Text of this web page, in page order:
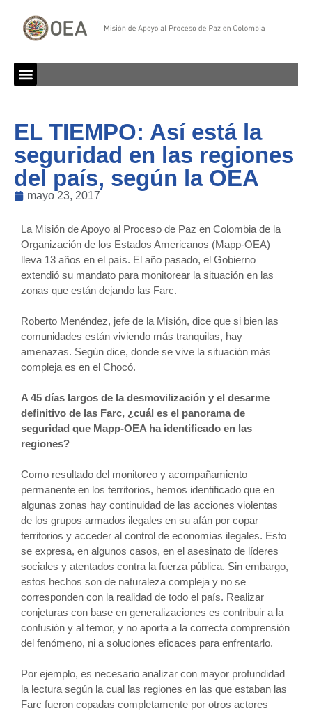
EL TIEMPO: Así está la
seguridad en las regiones
del país, según la OEA
mayo 23, 2017
La Misión de Apoyo al Proceso de Paz en Colombia de la
Organización de los Estados Americanos (Mapp-OEA)
lleva 13 años en el país. El año pasado, el Gobierno
extendió su mandato para monitorear la situación en las
zonas que están dejando las Farc.
Roberto Menéndez, jefe de la Misión, dice que si bien las
comunidades están viviendo más tranquilas, hay
amenazas. Según dice, donde se vive la situación más
compleja es en el Chocó.
A 45 días largos de la desmovilización y el desarme
definitivo de las Farc, ¿cuál es el panorama de
seguridad que Mapp-OEA ha identificado en las
regiones?
Como resultado del monitoreo y acompañamiento
permanente en los territorios, hemos identificado que en
algunas zonas hay continuidad de las acciones violentas
de los grupos armados ilegales en su afán por copar
territorios y acceder al control de economías ilegales. Esto
se expresa, en algunos casos, en el asesinato de líderes
sociales y atentados contra la fuerza pública. Sin embargo,
estos hechos son de naturaleza compleja y no se
corresponden con la realidad de todo el país. Realizar
conjeturas con base en generalizaciones es contribuir a la
confusión y al temor, y no aporta a la correcta comprensión
del fenómeno, ni a soluciones eficaces para enfrentarlo.
Por ejemplo, es necesario analizar con mayor profundidad
la lectura según la cual las regiones en las que estaban las
Farc fueron copadas completamente por otros actores